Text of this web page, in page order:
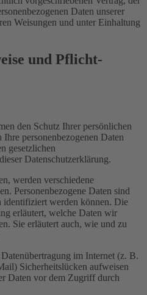
Daten unserer
Weisungen und unter Einhaltung
und Pflicht­
den Schutz Ihrer persönlichen
personenbezogenen Daten
gesetzlichen
Datenschutzerklärung.
werden verschiedene
Personenbezogene Daten sind
identifiziert werden können. Die
erläutert, welche Daten wir
Sie erläutert auch, wie und zu
im Internet (z. B.
Sicherheitslücken aufweisen
Daten vor dem Zugriff durch